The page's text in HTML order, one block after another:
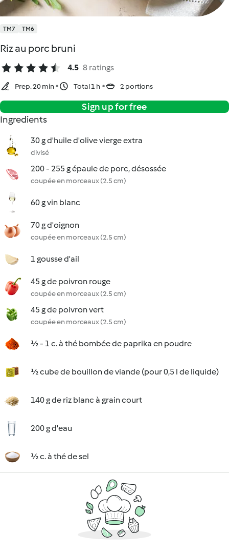
TM7 TM6
Riz au porc bruni
4.5 8 ratings
Prep. 20 min Total 1 h 2 portions
Sign up for free
Ingredients
30 g d'huile d'olive vierge extra
divisé
200 - 255 g épaule de porc, désossée
coupée en morceaux (2.5 cm)
60 g vin blanc
70 g d'oignon
coupée en morceaux (2.5 cm)
1 gousse d'ail
45 g de poivron rouge
coupée en morceaux (2.5 cm)
45 g de poivron vert
coupée en morceaux (2.5 cm)
½ - 1 c. à thé bombée de paprika en poudre
½ cube de bouillon de viande (pour 0,5 l de liquide)
140 g de riz blanc à grain court
200 g d'eau
½ c. à thé de sel